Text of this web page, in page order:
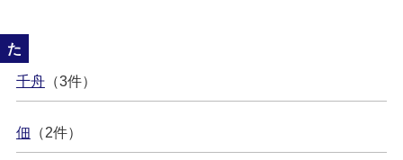
た
千舟（3件）
佃 （2件）